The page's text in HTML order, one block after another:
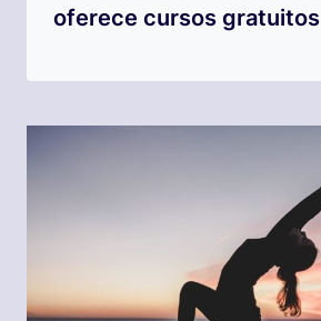
oferece cursos gratuitos